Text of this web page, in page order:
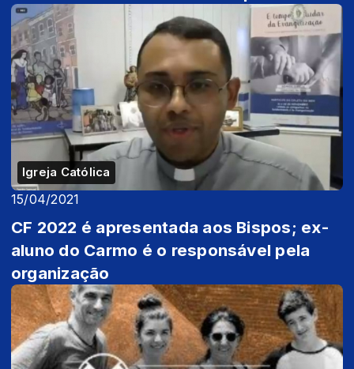
Igreja Católica
15/04/2021
CF 2022 é apresentada aos Bispos; ex-
aluno do Carmo é o responsável pela
organização